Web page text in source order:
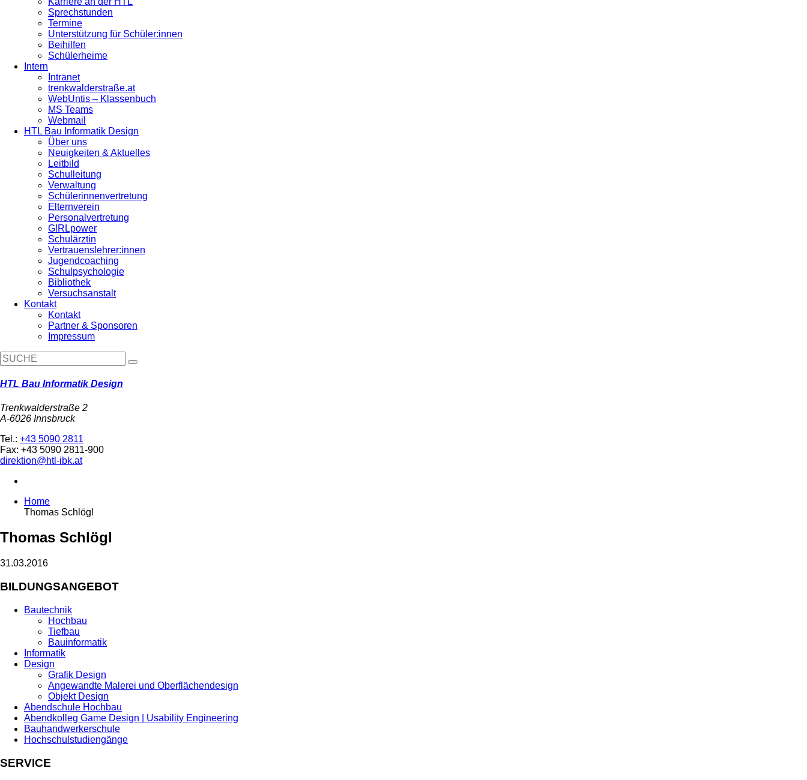
Sprechstunden
Termine
Unterstützung für Schüler:innen
Beihilfen
Schülerheime
Intern
Intranet
trenkwalderstraße.at
WebUntis – Klassenbuch
MS Teams
Webmail
HTL Bau Informatik Design
Über uns
Neuigkeiten & Aktuelles
Leitbild
Schulleitung
Verwaltung
Schülerinnenvertretung
Elternverein
Personalvertretung
G!RLpower
Schulärztin
Vertrauenslehrer:innen
Jugendcoaching
Schulpsychologie
Bibliothek
Versuchsanstalt
Kontakt
Kontakt
Partner & Sponsoren
Impressum
HTL Bau Informatik Design
Trenkwalderstraße 2
A-6026 Innsbruck
Tel.: +43 5090 2811
Fax: +43 5090 2811-900
direktion@htl-ibk.at
Home
Thomas Schlögl
Thomas Schlögl
31.03.2016
BILDUNGSANGEBOT
Bautechnik
Hochbau
Tiefbau
Bauinformatik
Informatik
Design
Grafik Design
Angewandte Malerei und Oberflächendesign
Objekt Design
Abendschule Hochbau
Abendkolleg Game Design | Usability Engineering
Bauhandwerkerschule
Hochschulstudiengänge
SERVICE